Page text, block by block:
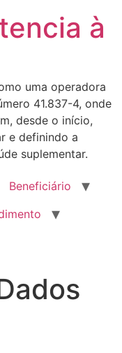
à
uma operadora
41.837-4, onde
desde o início,
e definindo a
suplementar.
Beneficiário